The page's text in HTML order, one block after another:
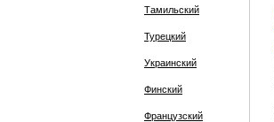
Тамильский
Турецкий
Украинский
Финский
Французский